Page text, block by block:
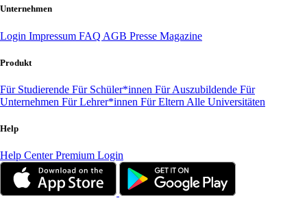
Unternehmen
Login Impressum FAQ AGB Presse Magazine
Produkt
Für Studierende Für Schüler*innen Für Auszubildende Für
Unternehmen Für Lehrer*innen Für Eltern Alle Universitäten
Help
Help CenterPremium Login